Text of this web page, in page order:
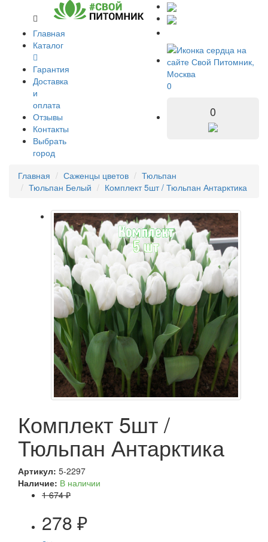
Главная
Каталог
Гарантия
Доставка
и
оплата
Отзывы
Контакты
Выбрать
город
0
0
Главная Саженцы цветов
Тюльпан
Тюльпан Белый
Комплект 5шт / Тюльпан Антарктика
Комплект 5шт /
Тюльпан Антарктика
Артикул: 5-2297
Наличие: В наличии
1 674 ₽
278 ₽